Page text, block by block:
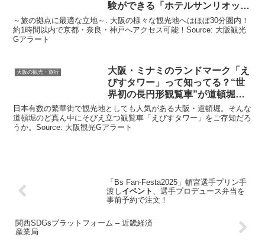
験ができる「ホテルサンリオット
…
～旅の拠点に最適な立地～. 大阪の様々な観光地へはほぼ30分圏内！
約1時間以内で京都・奈良・神戸へアクセス可能！Source: 大阪観光
Gアラート
大阪の観光・旅行 大阪 ・ミナミのランドマーク「え
びすタワー」って知ってる？“世
界初の長円形観覧車”が道頓堀に
…
日本有数の繁華街で観光地としても人気がある大阪・道頓堀。そんな
道頓堀のど真ん中にそびえ立つ観覧車「えびすタワー」をご存知だろ
うか。Source: 大阪観光Gアラート
「Bs Fan-Festa2025」頓宮選手プリン手
渡し イベント
、選手プロデュース弁当を
事前予約で注文！
関西SDGsプラットフォーム – 近畿経済
産業局